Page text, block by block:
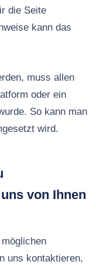
die Seite
kann das
muss allen
oder ein
So kann man
wird.
von Ihnen
uns kontaktieren,